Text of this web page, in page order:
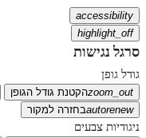
accessibility
highlight_off
סרגל נגישות
גודל גופן
zoom_outהקטנת גודל הגופן
autorenewבחזרה למקור
ניגודיות צבעים